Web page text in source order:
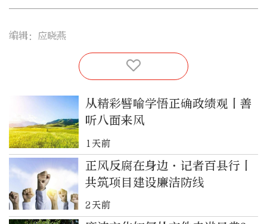
编辑：应晓燕
从精彩譬喻学悟正确政绩观丨善
听八面来风
1天前
正风反腐在身边·记者百县行丨
共筑项目建设廉洁防线
2天前